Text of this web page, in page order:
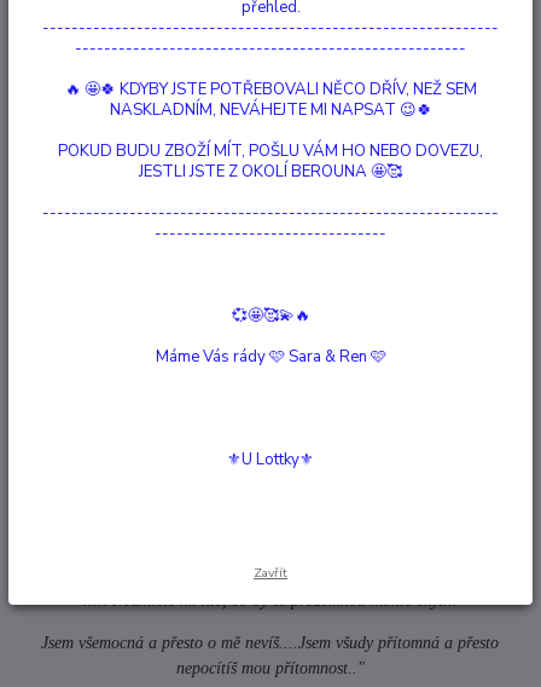
Momentálně není k dispozici
Číslo produktu:
Materiál:
pryskyřice, ručně malovaná
140 cm
Kompletní specifikace
"Bdím nad Tebou dnem i nocí..... neexistuje hranice kam bych nemohla
..... Neunikne mi nic, co by se předemnou mohlo skýt...
Jsem všemocná a přesto o mě nevíš....Jsem všudy přítomná a přesto
nepocítíš mou přítomnost.."
přehled.
---------------------------------------------------------------
------------------------------------------------------
🔥 🤩🍀 KDYBY JSTE POTŘEBOVALI NĚCO DŘÍV, NEŽ SEM
NASKLADNÍM, NEVÁHEJTE MI NAPSAT 😉🍀
POKUD BUDU ZBOŽÍ MÍT, POŠLU VÁM HO NEBO DOVEZU,
JESTLI JSTE Z OKOLÍ BEROUNA 🤩🥰
---------------------------------------------------------------
--------------------------------
💞🤩🥰💫🔥
Máme Vás rády 🩷 Sara & Ren 🩷
⚜️U Lottky⚜️
Zavřít